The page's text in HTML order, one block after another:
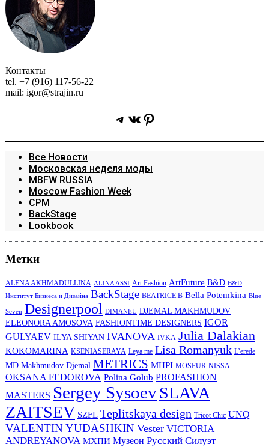
Контакты
tel. +7 (916) 117-56-22
mail: igor@strajin.ru
Telegram
ВКонтакте
Pinterest
Все Новости
Московская неделя моды
MBFW RUSSIA
Moscow Fashion Week
CPM
BackStage
Lookbook
Метки
ALENA AKHMADULLINA ALINA ASSI Art Fashion ArtFuture B&D B&D
Институт Бизнеса и Дизайна BackStage BEATRICE.B Bella Potemkina Blue
Seven Designerpool DIMANEU DJEMAL MAKHMUDOV
ELEONORA AMOSOVA FASHIONTIME DESIGNERS IGOR
GULYAEV ILYA SHIYAN IVANOVA IVKA Julia Dalakian
KOKOMARINA KSENIASERAYA Leya me Lisa Romanyuk L’erede
MD Makhmudov Djemal METRICS MHPI MOSFUR NISSA
OKSANA FEDOROVA Polina Golub PROFASHION
MASTERS Sergey SysoevSLAVA
ZAITSEV SZFL Teplitskaya design Tricot Chic UNQ
VALENTIN YUDASHKIN Vester VICTORIA
ANDREYANOVA МХПИ Музеон Русский Силуэт